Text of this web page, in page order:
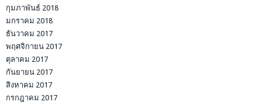
กุมภาพันธ์ 2018
มกราคม 2018
ธันวาคม 2017
พฤศจิกายน 2017
ตุลาคม 2017
กันยายน 2017
สิงหาคม 2017
กรกฎาคม 2017